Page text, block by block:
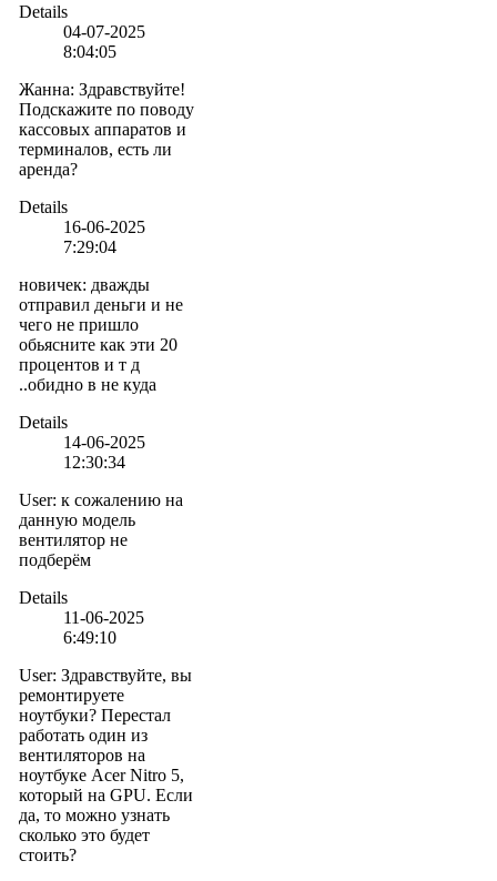
Details
04-07-2025
8:04:05
Жанна: Здравствуйте!
Подскажите по поводу
кассовых аппаратов и
терминалов, есть ли
аренда?
Details
16-06-2025
7:29:04
новичек: дважды
отправил деньги и не
чего не пришло
обьясните как эти 20
процентов и т д
..обидно в не куда
Details
14-06-2025
12:30:34
User: к сожалению на
данную модель
вентилятор не
подберём
Details
11-06-2025
6:49:10
User: Здравствуйте, вы
ремонтируете
ноутбуки? Перестал
работать один из
вентиляторов на
ноутбуке Acer Nitro 5,
который на GPU. Если
да, то можно узнать
сколько это будет
стоить?